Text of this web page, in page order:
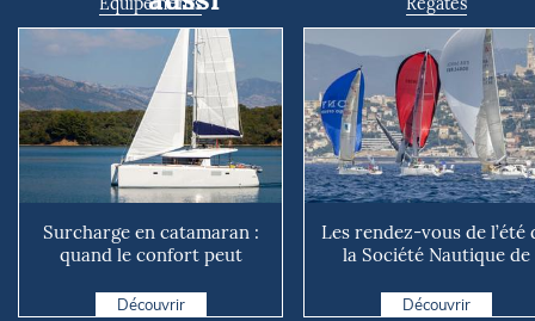
Surcharge en catamaran :
quand le confort peut
Découvrir
Les rendez-vous de l’été
la Société Nautique de
Découvrir